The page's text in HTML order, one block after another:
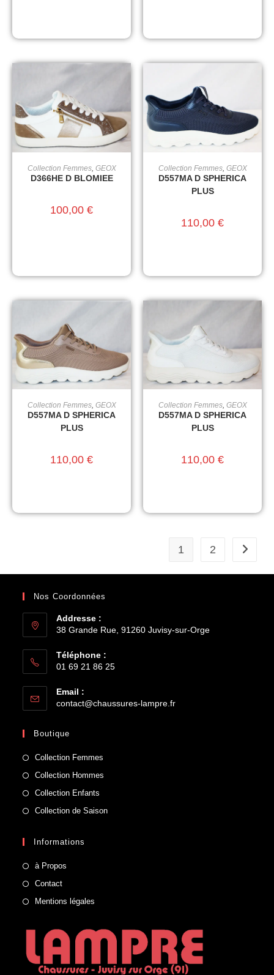
CHOIX DES OPTIONS
Collection Femmes, GEOX
D366HE D BLOMIEE
100,00 €
CHOIX DES OPTIONS
Collection Femmes, GEOX
D557MA D SPHERICA
PLUS
110,00 €
CHOIX DES OPTIONS
Collection Femmes, GEOX
D557MA D SPHERICA
PLUS
110,00 €
CHOIX DES OPTIONS
Collection Femmes, GEOX
D557MA D SPHERICA
PLUS
110,00 €
1 2
Nos Coordonnées
Addresse :
38 Grande Rue, 91260 Juvisy-sur-Orge
Téléphone :
01 69 21 86 25
Email :
contact@chaussures-lampre.fr
Boutique
Collection Femmes
Collection Hommes
Collection Enfants
Collection de Saison
Informations
à Propos
Contact
Mentions légales